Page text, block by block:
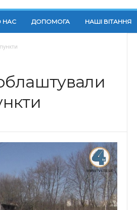
НАС ДОПОМОГА НАШІ ВІТАННЯ